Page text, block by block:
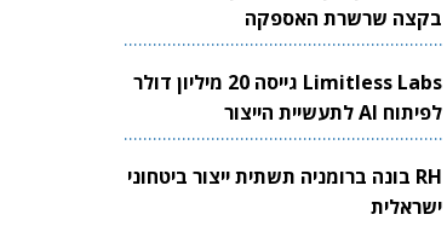
בקצה שרשרת האספקה
Limitless Labs גייסה 20 מיליון דולר
לפיתוח AI לתעשיית הייצור
RH בונה ברומניה תשתית ייצור ביטחוני
ישראלית